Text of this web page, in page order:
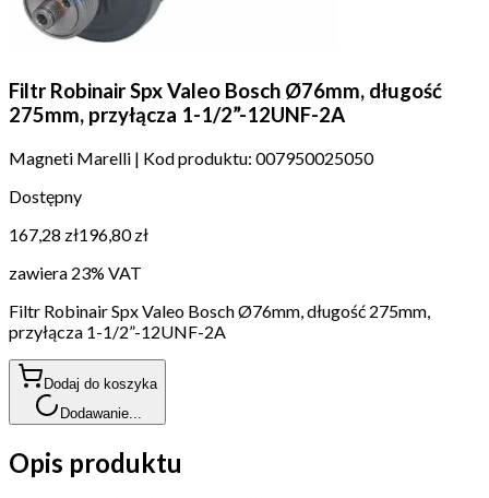
Filtr Robinair Spx Valeo Bosch Ø76mm, długość
275mm, przyłącza 1-1/2”-12UNF-2A
Magneti Marelli | Kod produktu: 007950025050
Dostępny
167,28 zł196,80 zł
zawiera 23% VAT
Filtr Robinair Spx Valeo Bosch Ø76mm, długość 275mm,
przyłącza 1-1/2”-12UNF-2A
Dodaj do koszyka
Dodawanie...
Opis produktu